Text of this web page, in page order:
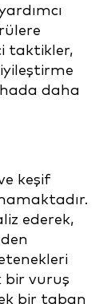
taktikler,
daha
keşif
ederek,
bir vuruş
bir taban